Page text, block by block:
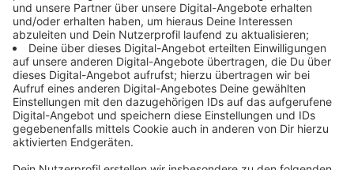
oben). Der hinzugerufene Zoll hat daraufhin die Männer
wegen Verstoßes gegen die Abgabenordnung, wegen
Steuerhinterziehung, wegen Verstoßes gegen das
Markengesetz und wegen gewerbsmäßiger
Kennzeichenverletzung angezeigt. Außerdem hat man
die Waren sichergestellt. Der Zoll ermittelt weiter in
der Sache.